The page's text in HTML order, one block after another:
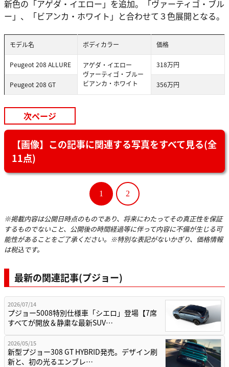
新色の「アゲダ・イエロー」を追加。「ヴァーティゴ・ブル
ー」、「ビアンカ・ホワイト」と合わせて３色展開となる。
モデル名 ボディカラー 価格
Peugeot 208 ALLURE
アゲダ・イエロー
ヴァーティゴ・ブルー
ビアンカ・ホワイト
318万円
Peugeot 208 GT 356万円
次ページ
【画像】この記事に関連する写真をすべて見る(全
11点)
1 2
※掲載内容は公開日時点のものであり、将来にわたってその真正性を保証
するものでないこと、公開後の時間経過等に伴って内容に不備が生じる可
能性があることをご了承ください。※特別な表記がないかぎり、価格情報
は税込です。
最新の関連記事(プジョー)
2026/07/14
プジョー5008特別仕様車「シエロ」登場【7席
すべてが開放＆静粛な最新SUV…
2026/05/15
新型プジョー308 GT HYBRID発売。デザイン刷
新と、初の光るエンブレ…